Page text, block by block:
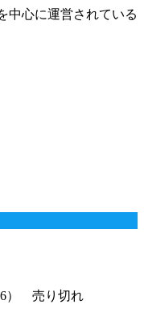
中心に運営されている
） 売り切れ